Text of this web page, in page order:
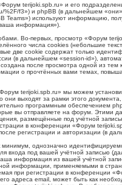
terijoki.spb.ru» и его
%2F/f3») и phpBB (в дальнейшем
Teams») используют информацию,
информация»).
Во-первых, просмотр «Форум
числа cookies (небольшие
две cookie содержат только
(в дальнейшем «session-id»),
после просмотра одной из
о прочтённых вами темах,
terijoki.spb.ru» мы можем
выходят за рамки этого документа,
программным обеспечением
вы отправляете на форум. Этими
размещённые под учётной
в конференции «Форум
регистрации и авторизации (в
минимум, однозначно
входа под вашей учётной записью
информация из вашей учётной
информации, применяемыми в
при регистрации в конференции
адреса email, может быть как